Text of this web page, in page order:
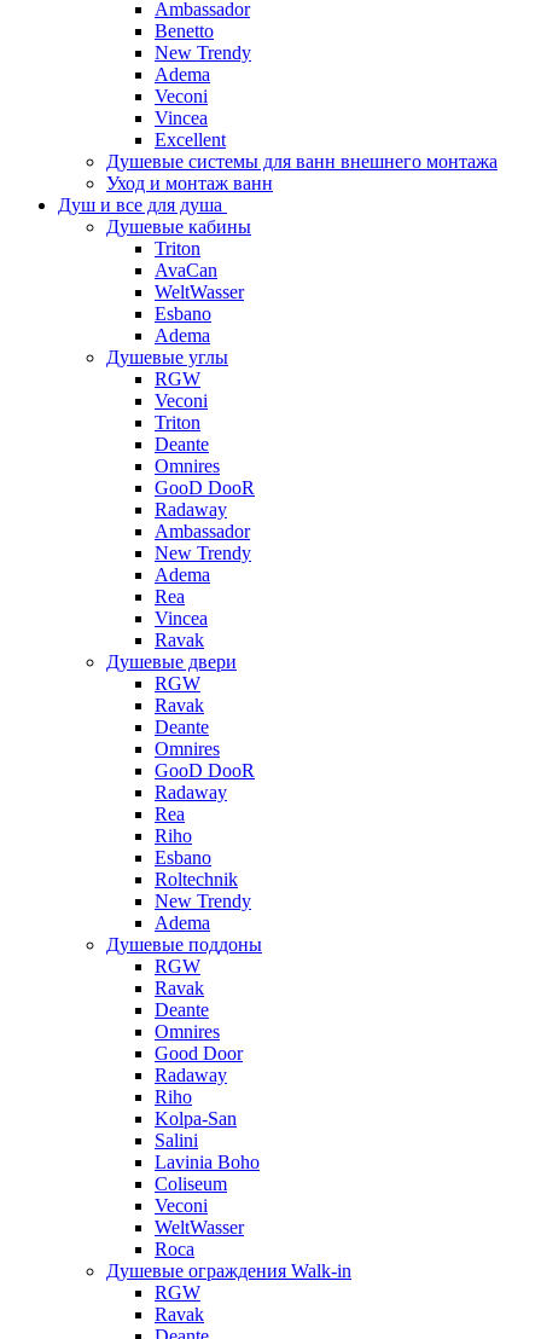
Ambassador
Benetto
New Trendy
Adema
Veconi
Vincea
Excellent
Душевые системы для ванн внешнего монтажа
Уход и монтаж ванн
Душ и все для душа
Душевые кабины
Triton
AvaCan
WeltWasser
Esbano
Adema
Душевые углы
RGW
Veconi
Triton
Deante
Omnires
GooD DooR
Radaway
Ambassador
New Trendy
Adema
Rea
Vincea
Ravak
Душевые двери
RGW
Ravak
Deante
Omnires
GooD DooR
Radaway
Rea
Riho
Esbano
Roltechnik
New Trendy
Adema
Душевые поддоны
RGW
Ravak
Deante
Omnires
Good Door
Radaway
Riho
Kolpa-San
Salini
Lavinia Boho
Coliseum
Veconi
WeltWasser
Roca
Душевые ограждения Walk-in
RGW
Ravak